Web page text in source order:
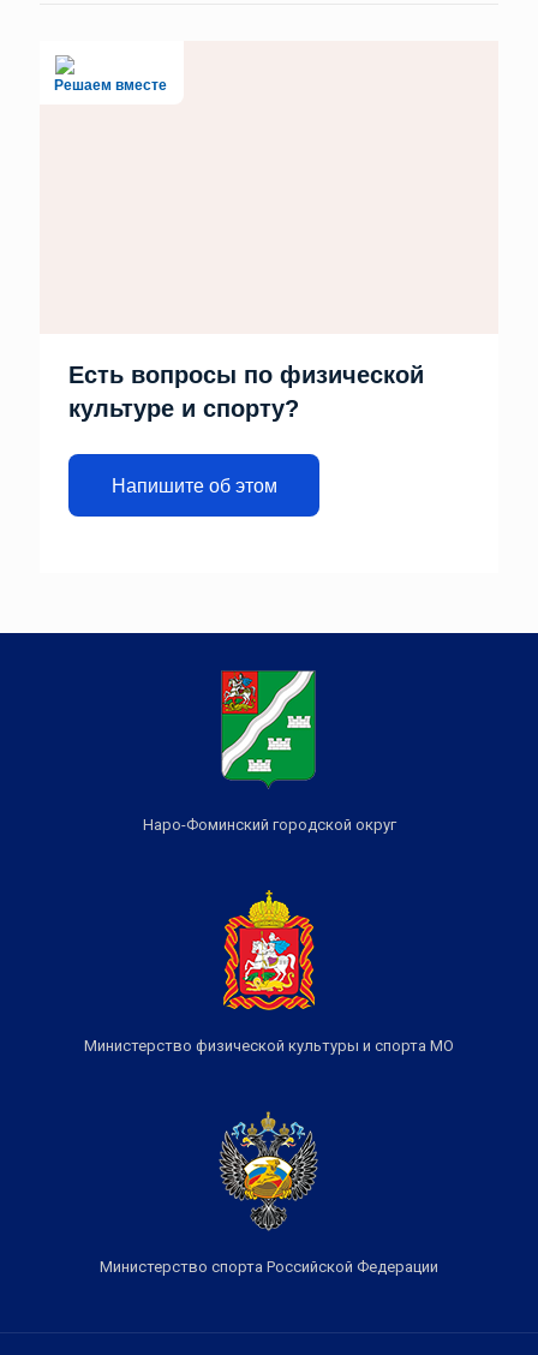
Решаем вместе
Есть вопросы по физической
культуре и спорту?
Напишите об этом
Наро-Фоминский городской округ
Министерство физической культуры и спорта МО
Министерство спорта Российской Федерации